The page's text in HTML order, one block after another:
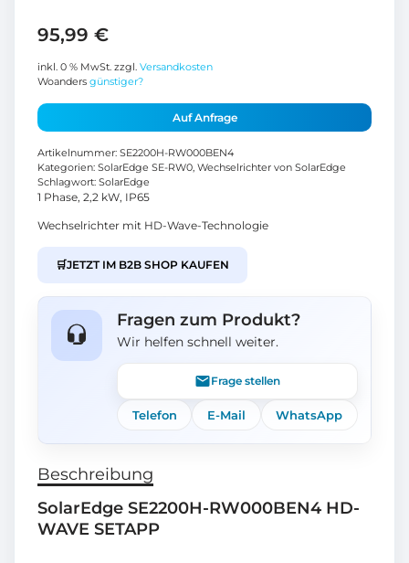
95,99 €
inkl. 0 % MwSt. zzgl. Versandkosten
Woanders günstiger?
Auf Anfrage
Artikelnummer: SE2200H-RW000BEN4
Kategorien: SolarEdge SE-RW0, Wechselrichter von SolarEdge
Schlagwort: SolarEdge
1 Phase, 2,2 kW, IP65
Wechselrichter mit HD-Wave-Technologie
🛒JETZT IM B2B SHOP KAUFEN
Fragen zum Produkt?
Wir helfen schnell weiter.
Frage stellen
Telefon E-Mail WhatsApp
Beschreibung
SolarEdge SE2200H-RW000BEN4 HD-
WAVE SETAPP